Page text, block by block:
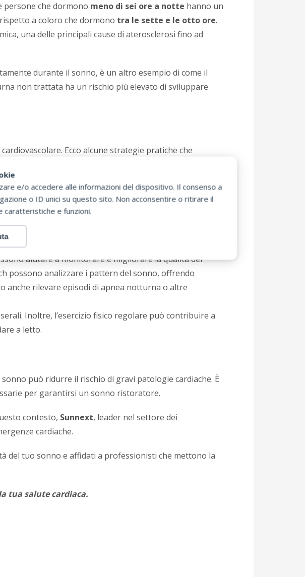
e/o accedere alle informazioni del dispositivo. Il consenso a
o ID unici su questo sito. Non acconsentire o ritirare il
caratteristiche e funzioni.
persone che dormono meno di sei ore a notte hanno un
rispetto a coloro che dormono tra le sette e le otto ore.
una delle principali cause di aterosclerosi fino ad
durante il sonno, è un altro esempio di come il
non trattata ha un rischio più elevato di sviluppare
Ecco alcune strategie pratiche che
poiché la luce blu emessa può interferire con la
la camera da letto fresca, silenziosa e buia. L’uso di
difficoltà a dormire.
aiutare a monitorare e migliorare la qualità del
possono analizzare i pattern del sonno, offrendo
anche rilevare episodi di apnea notturna o altre
Inoltre, l’esercizio fisico regolare può contribuire a
a letto.
può ridurre il rischio di gravi patologie cardiache. È
per garantirsi un sonno ristoratore.
contesto, Sunnext, leader nel settore dei
cardiache.
del tuo sonno e affidati a professionisti che mettono la
tua salute cardiaca.